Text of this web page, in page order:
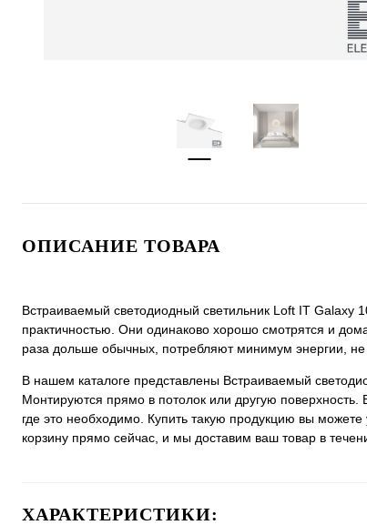
ОПИСАНИЕ ТОВАРА
Встраиваемый светодиодный светильник Loft IT Galaxy
практичностью. Они одинаково хорошо смотрятся и
раза дольше обычных, потребляют минимум энергии,
В нашем каталоге представлены Встраиваемый
Монтируются прямо в потолок или другую
где это необходимо. Купить такую продукцию вы
корзину прямо сейчас, и мы доставим ваш товар в
ХАРАКТЕРИСТИКИ: